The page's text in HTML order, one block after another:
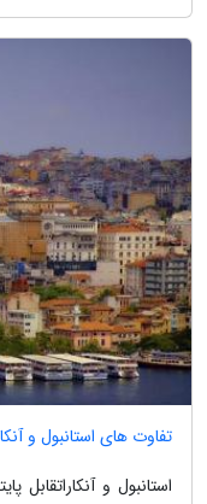
تفاوت های استانبول و
استانبول و